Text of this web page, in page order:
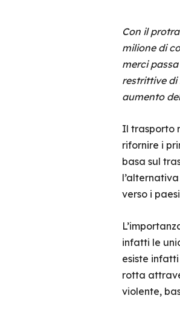
Con il
milione di
merci
restrittive di
aumento
Il trasporto
rifornire i
basa sul
verso i
infatti le
esiste
rotta
violente,